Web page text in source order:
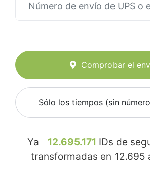
Comprobar el
Sólo los tiempos (sin
Ya 12.695.171 IDs de
transformadas en 12.695